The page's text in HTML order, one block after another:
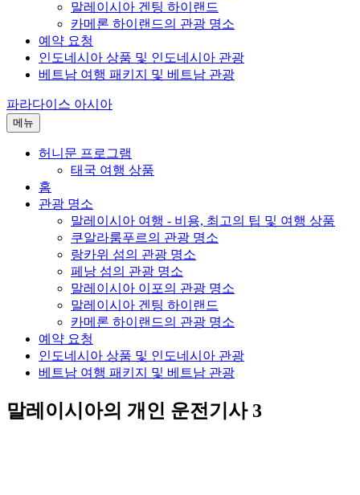
말레이시아 겐팅 하이랜드
카메론 하이랜드의 관광 명소
예약 요청
인도네시아 상품 및 인도네시아 관광
베트남 여행 패키지 및 베트남 관광
파라다이스 아시아
메뉴
허니문 프로그램
태국 여행 상품
홈
관광 명소
말레이시아 여행 - 비용, 최고의 팁 및 여행 상품
쿠알라룸푸르의 관광 명소
랑카위 섬의 관광 명소
페낭 섬의 관광 명소
말레이시아 이포의 관광 명소
말레이시아 겐팅 하이랜드
카메론 하이랜드의 관광 명소
예약 요청
인도네시아 상품 및 인도네시아 관광
베트남 여행 패키지 및 베트남 관광
말레이시아의 개인 운전기사 3